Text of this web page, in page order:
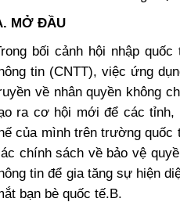
MỞ ĐẦU
bối cảnh hội nhập
tin (CNTT), việc ứng
về nhân quyền không
ra cơ hội mới để các tỉnh,
của mình trên trường
chính sách về bảo vệ
tin để gia tăng sự hiện
bạn bè quốc tế.B.